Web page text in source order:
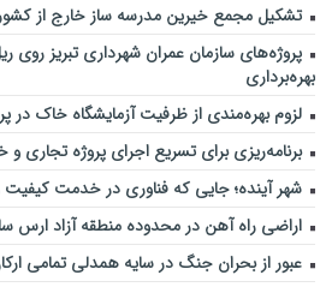
تشکیل مجمع خیرین مدرسه ‌ساز خارج از کشور
پروژه‌های سازمان عمران شهرداری تبریز روی
بهره‌برداری
لزوم بهره‌مندی از ظرفیت آزمایشگاه خاک در
برنامه‌ریزی برای تسریع اجرای پروژه تجاری
شهر آینده؛ جایی که فناوری در خدمت
اراضی راه آهن در محدوده منطقه آزاد ارس
عبور از بحران جنگ در سایه همدلی تمامی